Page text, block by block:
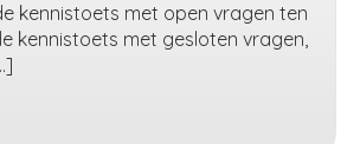
kennistoets met open vragen ten
kennistoets met gesloten vragen,